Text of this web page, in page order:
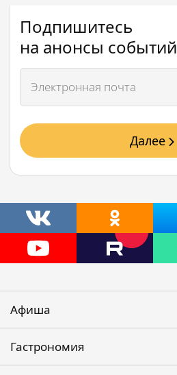
Подпишитесь
на анонсы событий
Далее
Афиша
Гастрономия